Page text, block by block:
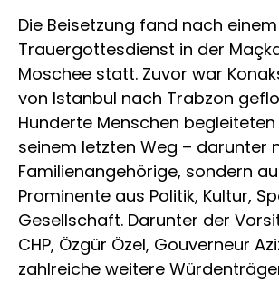
Die Beisetzung fand nach
Trauergottesdienst in der
Moschee statt. Zuvor war
von Istanbul nach Trabzon
Hunderte Menschen
seinem letzten Weg – darunter
Familienangehörige, sondern
Prominente aus Politik, Kultur,
Gesellschaft. Darunter der
CHP, Özgür Özel, Gouverneur
zahlreiche weitere